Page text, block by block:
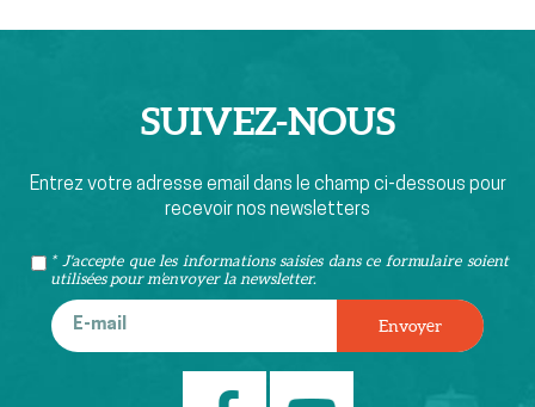
SUIVEZ-NOUS
Entrez votre adresse email dans le champ ci-dessous pour
recevoir nos newsletters
* J'accepte que les informations saisies dans ce formulaire soient
utilisées pour m’envoyer la newsletter.